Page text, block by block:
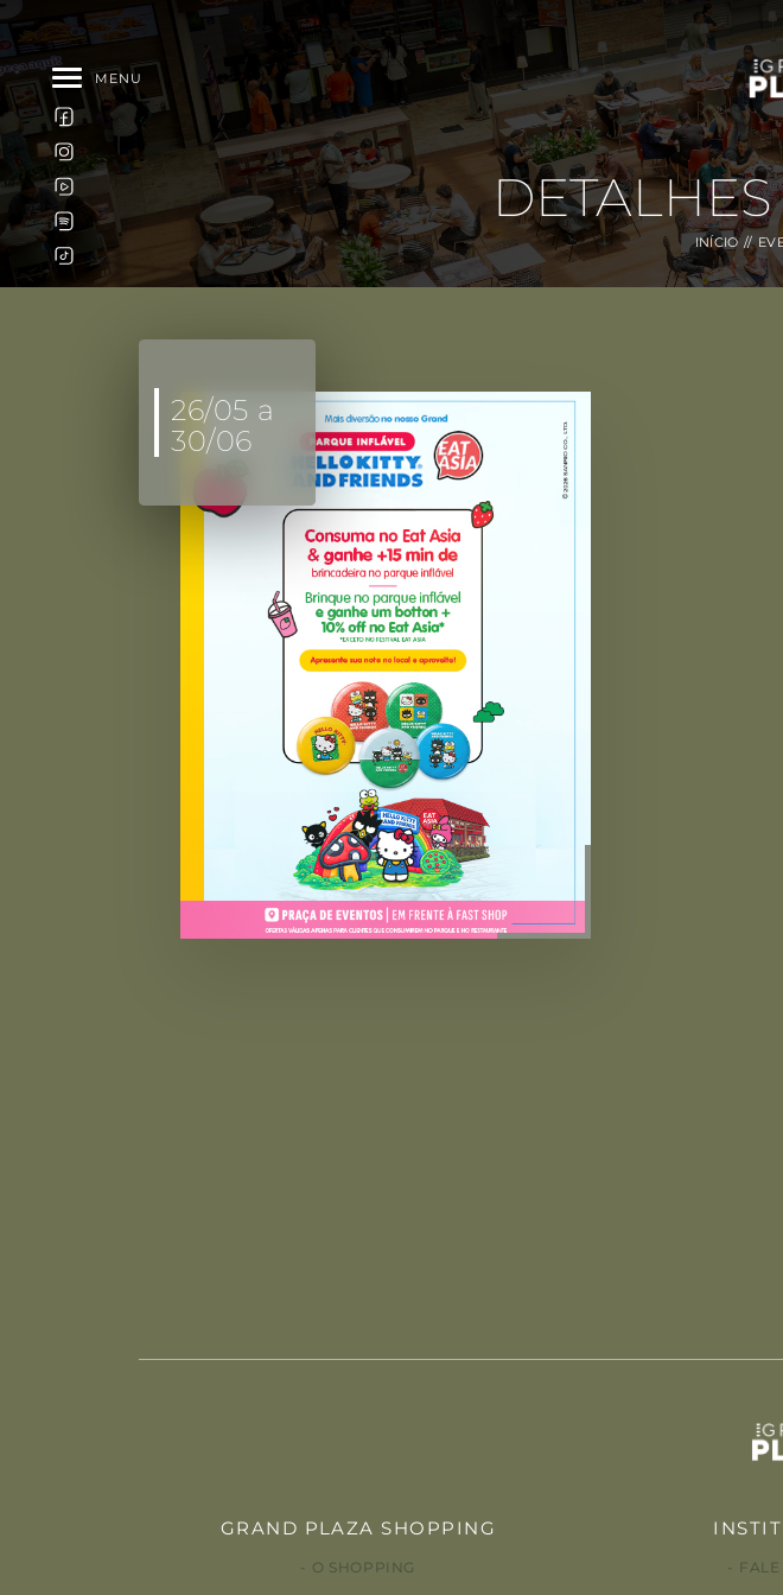
MENU
INÍCIO
26/05 a
30/06
GRAND PLAZA SHOPPING
O SHOPPING FALE